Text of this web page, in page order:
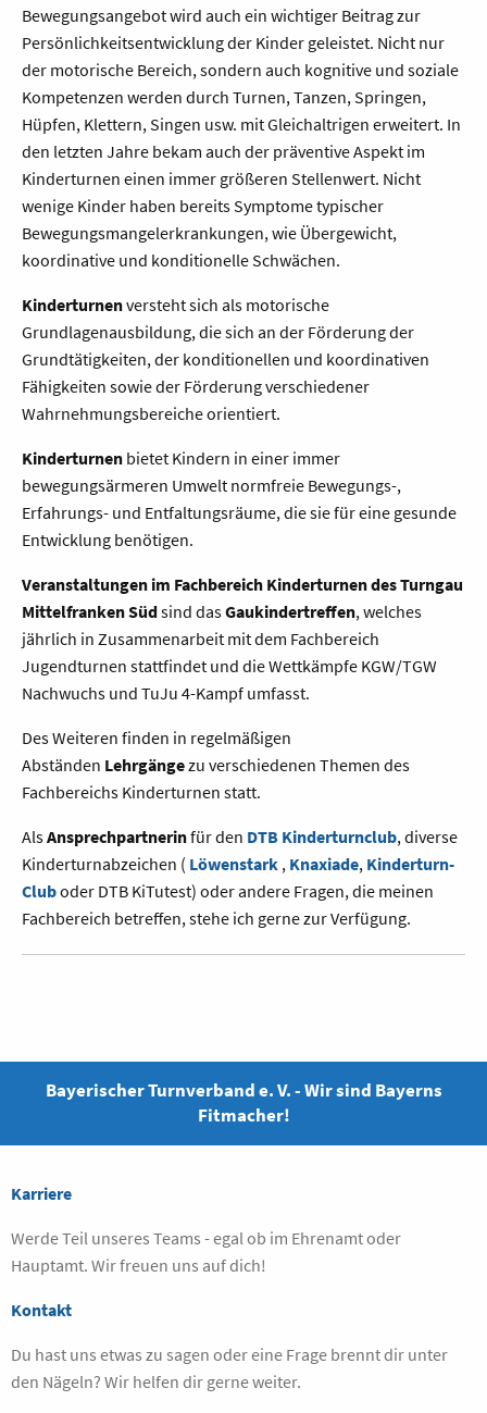
Bewegungsangebot wird auch ein wichtiger Beitrag zur
Persönlichkeitsentwicklung der Kinder geleistet. Nicht nur
der motorische Bereich, sondern auch kognitive und soziale
Kompetenzen werden durch Turnen, Tanzen, Springen,
Hüpfen, Klettern, Singen usw. mit Gleichaltrigen erweitert. In
den letzten Jahre bekam auch der präventive Aspekt im
Kinderturnen einen immer größeren Stellenwert. Nicht
wenige Kinder haben bereits Symptome typischer
Bewegungsmangelerkrankungen, wie Übergewicht,
koordinative und konditionelle Schwächen.
Kinderturnenversteht sich als motorische
Grundlagenausbildung, die sich an der Förderung der
Grundtätigkeiten, der konditionellen und koordinativen
Fähigkeiten sowie der Förderung verschiedener
Wahrnehmungsbereiche orientiert.
Kinderturnen bietet Kindern in einer immer
bewegungsärmeren Umwelt normfreie Bewegungs-,
Erfahrungs- und Entfaltungsräume, die sie für eine gesunde
Entwicklung benötigen.
Veranstaltungen im Fachbereich Kinderturnen des Turngau
Mittelfranken Südsind dasGaukindertreffen, welches
jährlich in Zusammenarbeit mit dem Fachbereich
Jugendturnen stattfindet und die Wettkämpfe KGW/TGW
Nachwuchs und TuJu 4-Kampf umfasst.
Des Weiteren finden in regelmäßigen
Abständen Lehrgängezu verschiedenen Themen des
Fachbereichs Kinderturnen statt.
AlsAnsprechpartnerinfür den DTB Kinderturnclub, diverse
Kinderturnabzeichen ( Löwenstark , Knaxiade, Kinderturn-
Cluboder DTB KiTutest) oder andere Fragen, die meinen
Fachbereich betreffen, stehe ich gerne zur Verfügung.
Bayerischer Turnverband e. V. - Wir sind Bayerns
Fitmacher!
Karriere
Werde Teil unseres Teams - egal ob im Ehrenamt oder
Hauptamt. Wir freuen uns auf dich!
Kontakt
Du hast uns etwas zu sagen oder eine Frage brennt dir unter
den Nägeln? Wir helfen dir gerne weiter.